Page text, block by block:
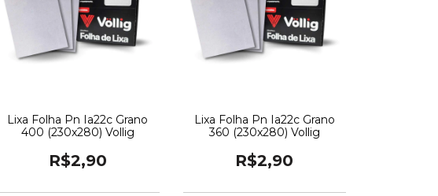
Lixa Folha Pn Ia22c Grano
400 (230x280) Vollig
R$2,90
Lixa Folha Pn Ia22c Grano
360 (230x280) Vollig
R$2,90